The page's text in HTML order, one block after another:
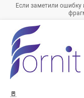
Если заметили ошибку
🚪